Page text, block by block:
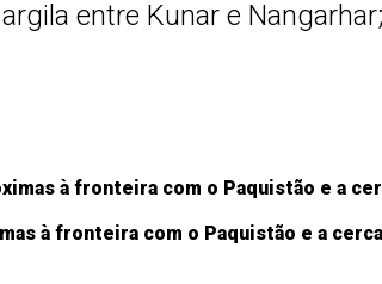
entre Kunar e
à fronteira com o Paquistão e a